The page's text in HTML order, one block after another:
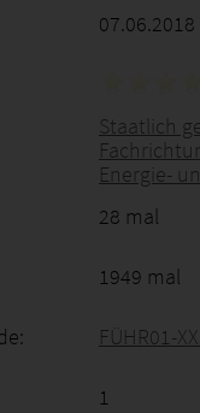
07.06.2018
Staatlich
Energie-
28 mal
1949 mal
FÜHR01-
1